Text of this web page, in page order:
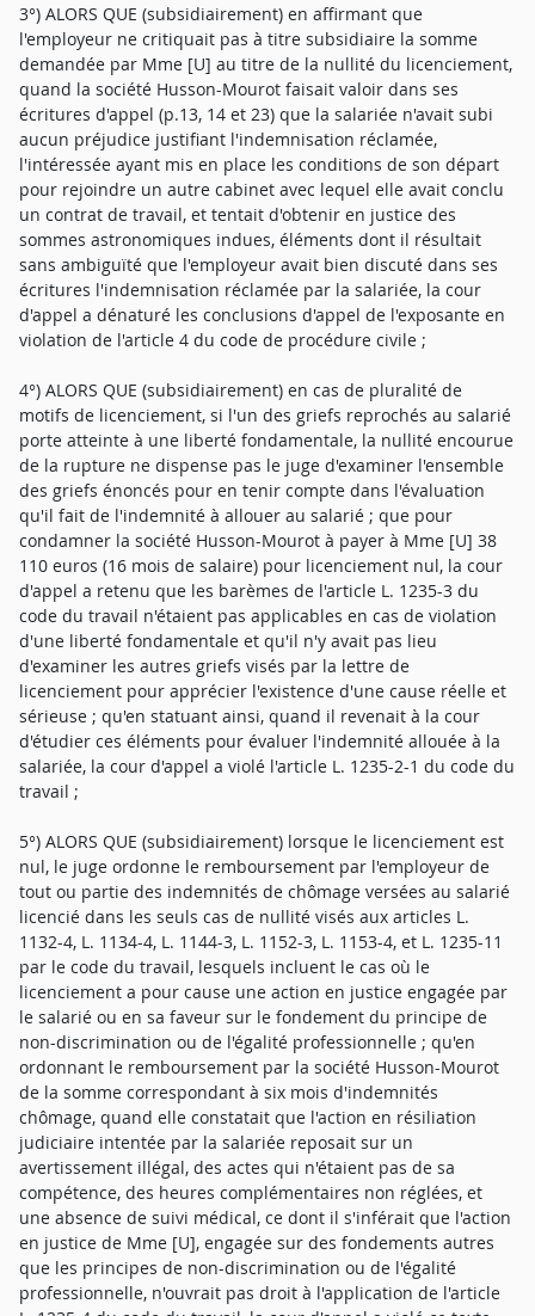
3°) ALORS QUE (subsidiairement) en affirmant que
l'employeur ne critiquait pas à titre subsidiaire la somme
demandée par Mme [U] au titre de la nullité du licenciement,
quand la société Husson-Mourot faisait valoir dans ses
écritures d'appel (p.13, 14 et 23) que la salariée n'avait subi
aucun préjudice justifiant l'indemnisation réclamée,
l'intéressée ayant mis en place les conditions de son départ
pour rejoindre un autre cabinet avec lequel elle avait conclu
un contrat de travail, et tentait d'obtenir en justice des
sommes astronomiques indues, éléments dont il résultait
sans ambiguïté que l'employeur avait bien discuté dans ses
écritures l'indemnisation réclamée par la salariée, la cour
d'appel a dénaturé les conclusions d'appel de l'exposante en
violation de l'article 4 du code de procédure civile ;
4°) ALORS QUE (subsidiairement) en cas de pluralité de
motifs de licenciement, si l'un des griefs reprochés au salarié
porte atteinte à une liberté fondamentale, la nullité encourue
de la rupture ne dispense pas le juge d'examiner l'ensemble
des griefs énoncés pour en tenir compte dans l'évaluation
qu'il fait de l'indemnité à allouer au salarié ; que pour
condamner la société Husson-Mourot à payer à Mme [U] 38
110 euros (16 mois de salaire) pour licenciement nul, la cour
d'appel a retenu que les barèmes de l'article L. 1235-3 du
code du travail n'étaient pas applicables en cas de violation
d'une liberté fondamentale et qu'il n'y avait pas lieu
d'examiner les autres griefs visés par la lettre de
licenciement pour apprécier l'existence d'une cause réelle et
sérieuse ; qu'en statuant ainsi, quand il revenait à la cour
d'étudier ces éléments pour évaluer l'indemnité allouée à la
salariée, la cour d'appel a violé l'article L. 1235-2-1 du code du
travail ;
5°) ALORS QUE (subsidiairement) lorsque le licenciement est
nul, le juge ordonne le remboursement par l'employeur de
tout ou partie des indemnités de chômage versées au salarié
licencié dans les seuls cas de nullité visés aux articles L.
1132-4, L. 1134-4, L. 1144-3, L. 1152-3, L. 1153-4, et L. 1235-11
par le code du travail, lesquels incluent le cas où le
licenciement a pour cause une action en justice engagée par
le salarié ou en sa faveur sur le fondement du principe de
non-discrimination ou de l'égalité professionnelle ; qu'en
ordonnant le remboursement par la société Husson-Mourot
de la somme correspondant à six mois d'indemnités
chômage, quand elle constatait que l'action en résiliation
judiciaire intentée par la salariée reposait sur un
avertissement illégal, des actes qui n'étaient pas de sa
compétence, des heures complémentaires non réglées, et
une absence de suivi médical, ce dont il s'inférait que l'action
en justice de Mme [U], engagée sur des fondements autres
que les principes de non-discrimination ou de l'égalité
professionnelle, n'ouvrait pas droit à l'application de l'article